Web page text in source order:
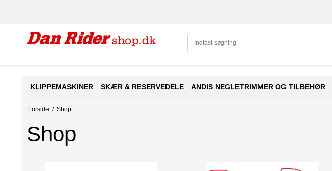
KLIPPEMASKINER SKÆR & RESERVEDELE ANDIS NEGLETRIMMER OG TILBEHØR
Forside / Shop
Shop